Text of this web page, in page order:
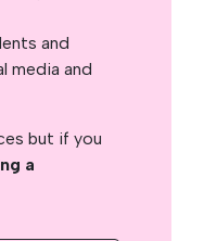
and
media and
but if you
a